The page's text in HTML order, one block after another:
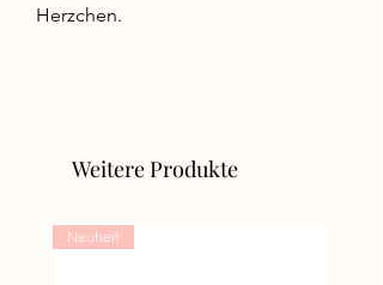
Herzchen.
Weitere Produkte
Neuheit